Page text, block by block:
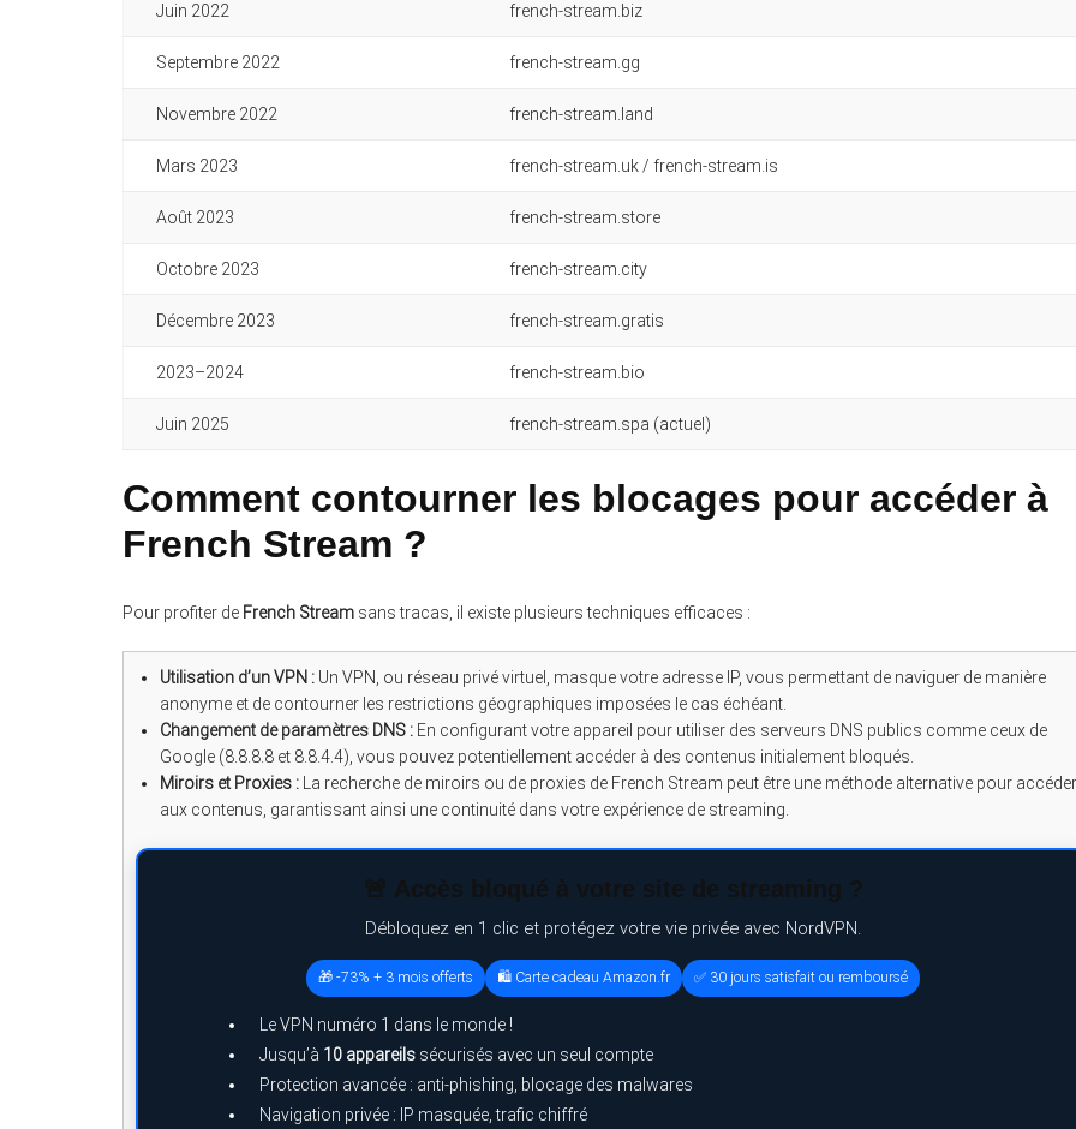
Juin 2022 french-stream.biz
Septembre 2022 french-stream.gg
Novembre 2022 french-stream.land
Mars 2023 french-stream.uk / french-stream.is
Août 2023 french-stream.store
Octobre 2023 french-stream.city
Décembre 2023 french-stream.gratis
2023–2024 french-stream.bio
Juin 2025 french-stream.spa (actuel)
Comment contourner les blocages pour accéder à
French Stream ?
Pour profiter de French Stream sans tracas, il existe plusieurs techniques efficaces :
Utilisation d’un VPN : Un VPN, ou réseau privé virtuel, masque votre adresse IP, vous permettant de naviguer de manière
anonyme et de contourner les restrictions géographiques imposées le cas échéant.
Changement de paramètres DNS : En configurant votre appareil pour utiliser des serveurs DNS publics comme ceux de
Google (8.8.8.8 et 8.8.4.4), vous pouvez potentiellement accéder à des contenus initialement bloqués.
Miroirs et Proxies : La recherche de miroirs ou de proxies de French Stream peut être une méthode alternative pour accéder
aux contenus, garantissant ainsi une continuité dans votre expérience de streaming.
🚨 Accès bloqué à votre site de streaming ?
Débloquez en 1 clic et protégez votre vie privée avec NordVPN.
🎁 -73% + 3 mois offerts 🛍️ Carte cadeau Amazon.fr ✅ 30 jours satisfait ou remboursé
Le VPN numéro 1 dans le monde !
Jusqu’à 10 appareilssécurisés avec un seul compte
Protection avancée : anti-phishing, blocage des malwares
Navigation privée : IP masquée, trafic chiffré